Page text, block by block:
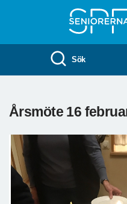
Sök
Årsmöte 16